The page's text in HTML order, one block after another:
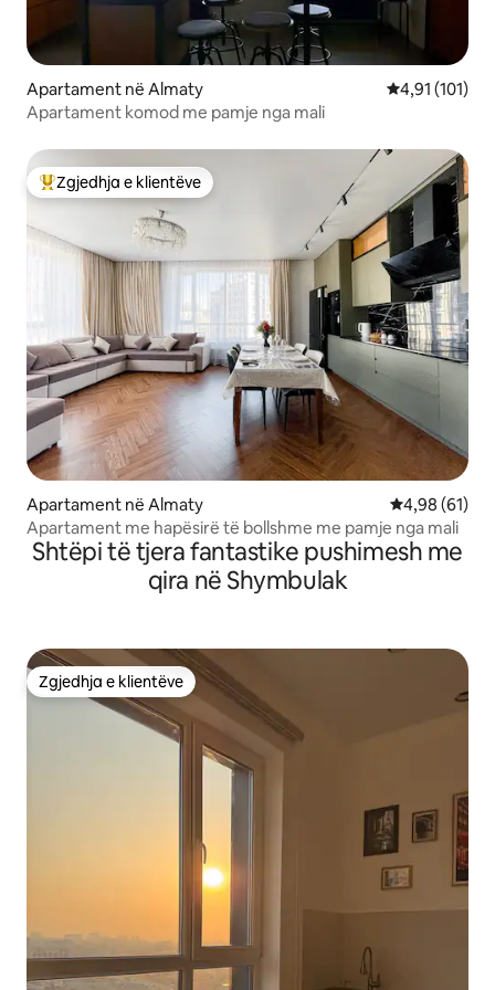
Apartament në Almaty Vlerësimi
4,91 (101)
Apartament komod me pamje nga mali
Më të mirat e zgjedhjeve të klientëve
Zgjedhja e klientëve
Apartament në Almaty Vlerësimi
4,98 (61)
Apartament me hapësirë të bollshme me pamje nga mali
Shtëpi të tjera fantastike pushimesh me
qira në Shymbulak
Zgjedhja e klientëve
Zgjedhja e klientëve